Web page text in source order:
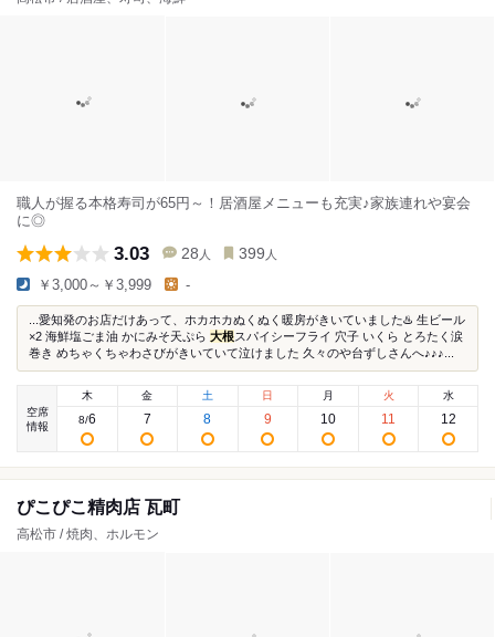
職人が握る本格寿司が65円～！居酒屋メニューも充実♪家族連れや宴会
に◎
3.03 28 人 399 人
￥3,000～￥3,999 -
...愛知発のお店だけあって、ホカホカぬくぬく暖房がきいていました♨️ 生ビール
×2 海鮮塩ごま油 かにみそ天ぷら 大根スパイシーフライ 穴子 いくら とろたく涙
巻き めちゃくちゃわさびがきいていて泣けました 久々のや台ずしさんへ♪♪♪...
空席
情報
木
8/6
金
7
土
8
日
9
月
10
火
11
水
12
ぴこぴこ精肉店 瓦町
高松市 / 焼肉、ホルモン